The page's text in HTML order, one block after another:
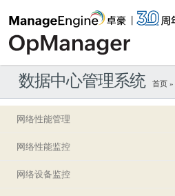
数据中心管理系统 首页»
网络性能管理
网络性能监控
网络设备监控